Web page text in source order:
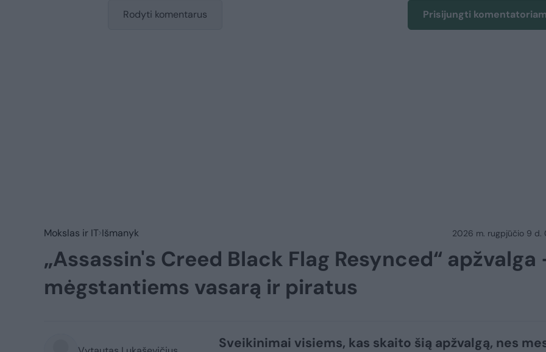
Rodyti komentarus Prisijungti
Mokslas ir IT Išmanyk 2026 m. rugpjūčio 9 d.
„Assassin's Creed Black Flag Resynced“ apžvalga
mėgstantiems vasarą ir piratus
Sveikinimai visiems, kas skaito šią apžvalgą, nes